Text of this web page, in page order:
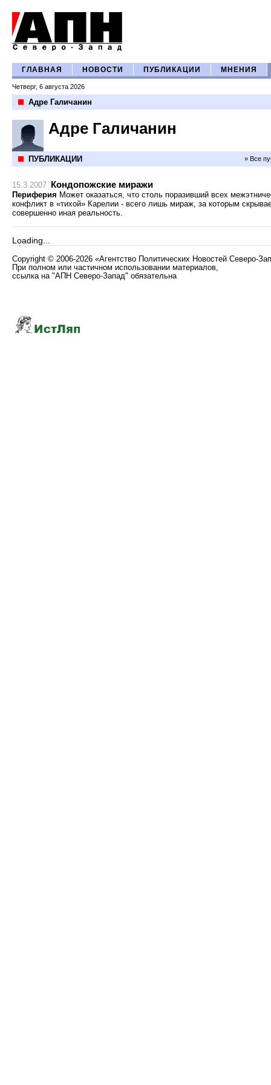
ГЛАВНАЯ НОВОСТИ ПУБЛИКАЦИИ МНЕНИЯ
Четверг, 6 августа 2026
Адре Галичанин
Адре Галичанин
ПУБЛИКАЦИИ » Все
15.3.2007 Кондопожские миражи
Периферия Может оказаться, что столь поразивший всех
конфликт в «тихой» Карелии - всего лишь мираж, за которым
совершенно иная реальность.
Loading...
Copyright © 2006-2026 «Агентство Политических Новостей Северо-
При полном или частичном использовании материалов,
ссылка на "АПН Северо-Запад" обязательна